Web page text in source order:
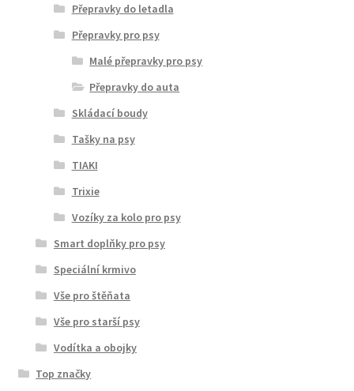
Přepravky do letadla
Přepravky pro psy
Malé přepravky pro psy
Přepravky do auta
Skládací boudy
Tašky na psy
TIAKI
Trixie
Vozíky za kolo pro psy
Smart doplňky pro psy
Speciální krmivo
Vše pro štěňata
Vše pro starší psy
Vodítka a obojky
Top značky